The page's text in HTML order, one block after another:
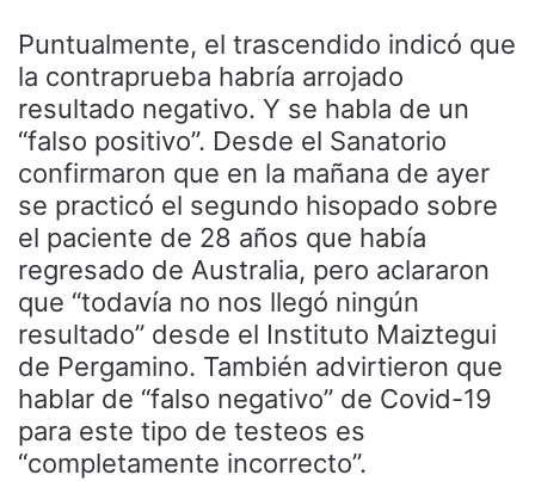
Puntualmente, el trascendido indicó que
la contraprueba habría arrojado
resultado negativo. Y se habla de un
“falso positivo”. Desde el Sanatorio
confirmaron que en la mañana de ayer
se practicó el segundo hisopado sobre
el paciente de 28 años que había
regresado de Australia, pero aclararon
que “todavía no nos llegó ningún
resultado” desde el Instituto Maiztegui
de Pergamino. También advirtieron que
hablar de “falso negativo” de Covid-19
para este tipo de testeos es
“completamente incorrecto”.